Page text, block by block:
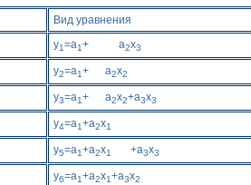
Вид уравнения
y1=a1+ a2x3
y2=a1+ a2x2
y3=a1+ a2x2+a3x3
y4=a1+a2x1
y5=a1+a2x1 +a3x3
y6=a1+a2x1+a3x2